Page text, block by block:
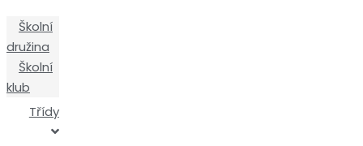
Školní
družina
Školní
klub
Třídy